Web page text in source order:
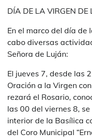
DÍA DE LA VIRGEN DE
En el marco del día de
cabo diversas
Señora de Luján:
El jueves 7, desde las
Oración a la Virgen
rezará el Rosario,
las 00 del viernes 8,
interior de la Basílica
del Coro Municipal